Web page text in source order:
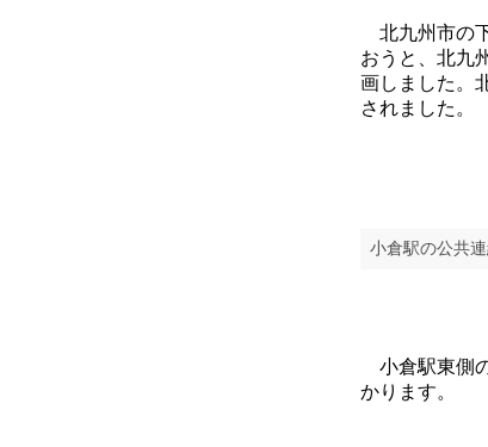
北九州市の
おうと、北九
画しました。
されました。
小倉駅の公共
小倉駅東側
かります。